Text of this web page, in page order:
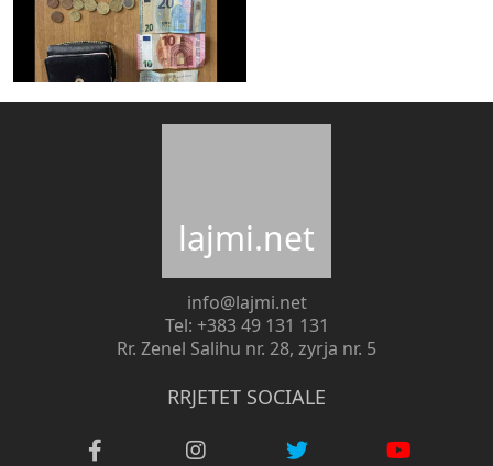
lajmi.net
info@lajmi.net
Tel: +383 49 131 131
Rr. Zenel Salihu nr. 28, zyrja nr. 5
RRJETET SOCIALE